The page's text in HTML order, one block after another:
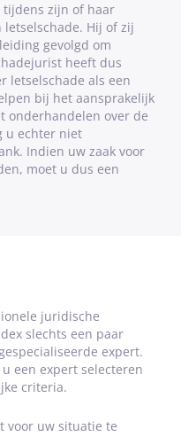
tijdens zijn of haar
Hij of zij
gevolgd om
heeft dus
letselschade als een
bij het aansprakelijk
onderhandelen over de
u echter niet
Indien uw zaak voor
moet u dus een
juridische
slechts een paar
expert.
een expert selecteren
criteria.
voor uw situatie te